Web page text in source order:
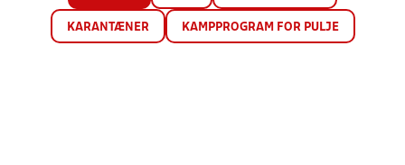
KARANTÆNER KAMPPROGRAM FOR PULJE